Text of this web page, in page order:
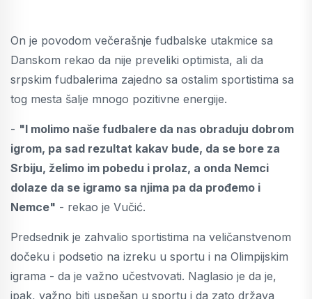
On je povodom večerašnje fudbalske utakmice sa
Danskom rekao da nije preveliki optimista, ali da
srpskim fudbalerima zajedno sa ostalim sportistima sa
tog mesta šalje mnogo pozitivne energije.
- "I molimo naše fudbalere da nas obraduju dobrom
igrom, pa sad rezultat kakav bude, da se bore za
Srbiju, želimo im pobedu i prolaz, a onda Nemci
dolaze da se igramo sa njima pa da prođemo i
Nemce" - rekao je Vučić.
Predsednik je zahvalio sportistima na veličanstvenom
dočeku i podsetio na izreku u sportu i na Olimpijskim
igrama - da je važno učestvovati. Naglasio je da je,
ipak, važno biti uspešan u sportu i da zato država